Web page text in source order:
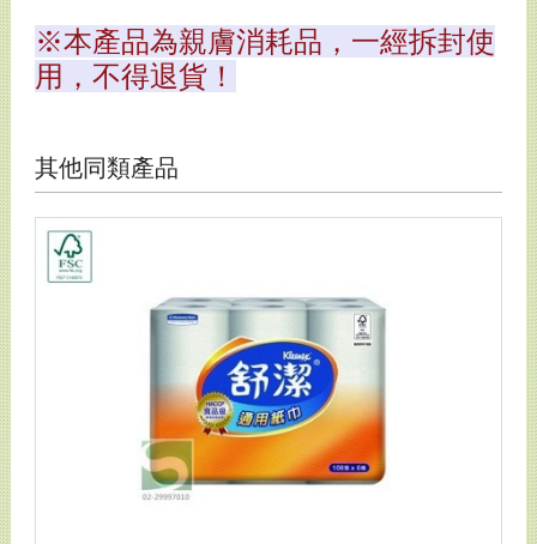
※本產品為親膚消耗品，一經拆封使
用，不得退貨！
其他同類產品